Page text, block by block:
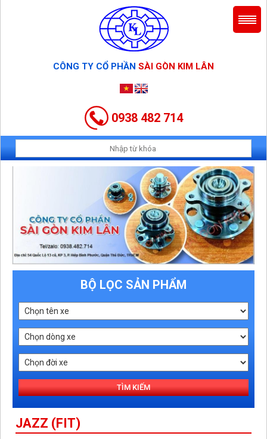
CÔNG TY CỔ PHẦN SÀI GÒN KIM LÂN
0938 482 714
BỘ LỌC SẢN PHẨM
TÌM KIẾM
JAZZ (FIT)